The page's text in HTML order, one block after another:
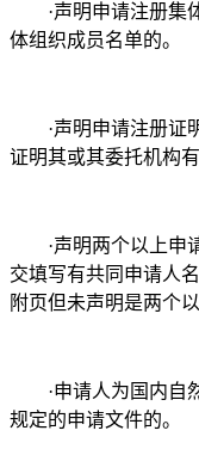
·声明申请注册集体
体组织成员名单的。
·声明申请注册证明
证明其或其委托机构
·声明两个以上申请
交填写有共同申请人
附页但未声明是两个
·申请人为国内自然
规定的申请文件的。